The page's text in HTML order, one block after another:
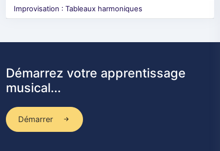
Improvisation : Tableaux harmoniques
Démarrez votre apprentissage
musical...
Démarrer